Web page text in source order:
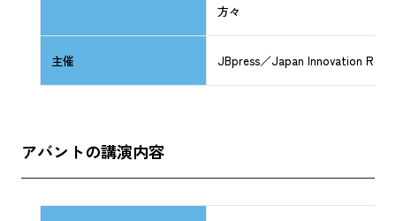
方々
主催 JBpress／Japan Innovation
アバントの講演内容